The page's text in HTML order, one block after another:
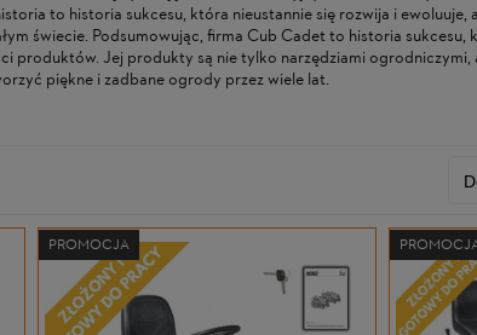
o
1 349,00 ZŁ
CENA REGULARNA: 1 579,00 ZŁ
SYSTEMU
STIHL AP
189,00 ZŁ
to historia sukcesu, która nieustannie się rozwija i ewoluuje,
świecie. Podsumowując, firma Cub Cadet to historia sukcesu,
produktów. Jej produkty są nie tylko narzędziami
piękne i zadbane ogrody przez wiele lat.
PROMOCJA